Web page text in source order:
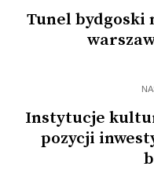
Tunel bydgoski
Instytucje
pozycji